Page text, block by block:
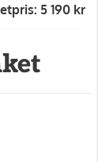
5 190 kr